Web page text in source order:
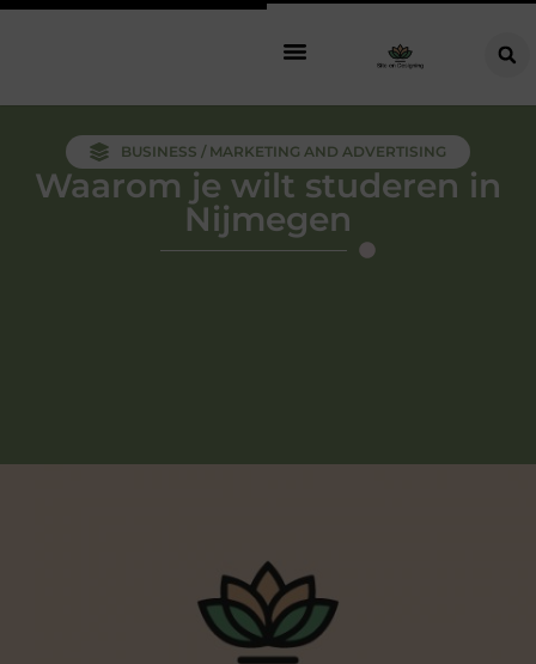
BUSINESS / MARKETING AND ADVERTISING
Waarom je wilt studeren in
Nijmegen